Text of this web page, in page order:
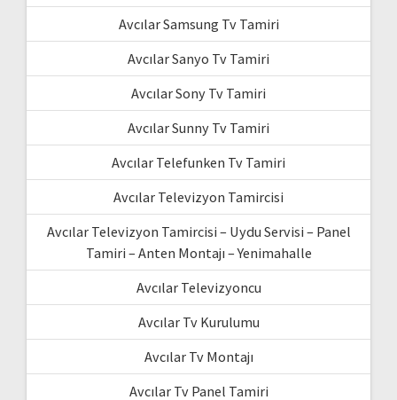
Avcılar Samsung Tv Tamiri
Avcılar Sanyo Tv Tamiri
Avcılar Sony Tv Tamiri
Avcılar Sunny Tv Tamiri
Avcılar Telefunken Tv Tamiri
Avcılar Televizyon Tamircisi
Avcılar Televizyon Tamircisi – Uydu Servisi – Panel
Tamiri – Anten Montajı – Yenimahalle
Avcılar Televizyoncu
Avcılar Tv Kurulumu
Avcılar Tv Montajı
Avcılar Tv Panel Tamiri